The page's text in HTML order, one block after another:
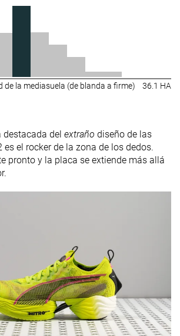
de la mediasuela (de blanda a firme) 36.1 HA
destacada del extraño diseño de las
es el rocker de la zona de los dedos.
pronto y la placa se extiende más allá